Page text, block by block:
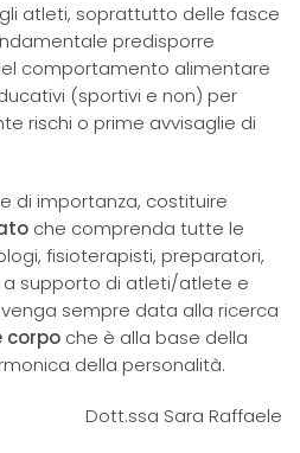
atleti, soprattutto delle fasce
predisporre
comportamento alimentare
(sportivi e non) per
rischi o prime avvisaglie di
di importanza, costituire
che comprenda tutte le
fisioterapisti, preparatori,
a supporto di atleti/atlete e
sempre data alla ricerca
corpo che è alla base della
della personalità.
Dott.ssa Sara Raffaele